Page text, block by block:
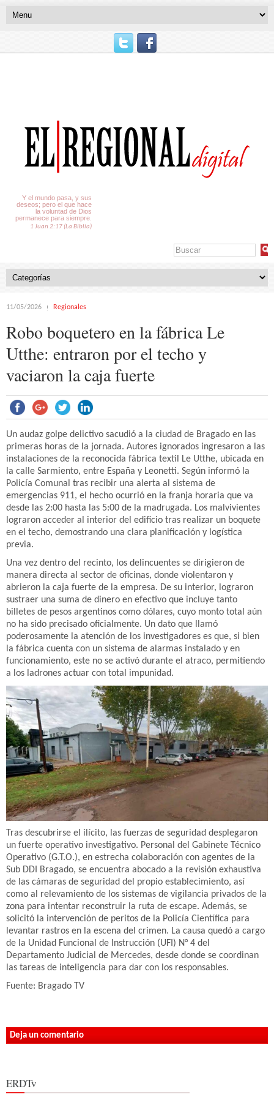
Y el mundo pasa, y sus
deseos; pero el que hace
la voluntad de Dios
permanece para siempre.
1 Juan 2:17 (La Biblia)
11/05/2026 Regionales
Robo boquetero en la fábrica Le
Utthe: entraron por el techo y
vaciaron la caja fuerte
Un audaz golpe delictivo sacudió a la ciudad de Bragado en las
primeras horas de la jornada. Autores ignorados ingresaron a las
instalaciones de la reconocida fábrica textil Le Utthe, ubicada en
la calle Sarmiento, entre España y Leonetti. Según informó la
Policía Comunal tras recibir una alerta al sistema de
emergencias 911, el hecho ocurrió en la franja horaria que va
desde las 2:00 hasta las 5:00 de la madrugada. Los malvivientes
lograron acceder al interior del edificio tras realizar un boquete
en el techo, demostrando una clara planificación y logística
previa.
Una vez dentro del recinto, los delincuentes se dirigieron de
manera directa al sector de oficinas, donde violentaron y
abrieron la caja fuerte de la empresa. De su interior, lograron
sustraer una suma de dinero en efectivo que incluye tanto
billetes de pesos argentinos como dólares, cuyo monto total aún
no ha sido precisado oficialmente. Un dato que llamó
poderosamente la atención de los investigadores es que, si bien
la fábrica cuenta con un sistema de alarmas instalado y en
funcionamiento, este no se activó durante el atraco, permitiendo
a los ladrones actuar con total impunidad.
Tras descubrirse el ilícito, las fuerzas de seguridad desplegaron
un fuerte operativo investigativo. Personal del Gabinete Técnico
Operativo (G.T.O.), en estrecha colaboración con agentes de la
Sub DDI Bragado, se encuentra abocado a la revisión exhaustiva
de las cámaras de seguridad del propio establecimiento, así
como al relevamiento de los sistemas de vigilancia privados de la
zona para intentar reconstruir la ruta de escape. Además, se
solicitó la intervención de peritos de la Policía Científica para
levantar rastros en la escena del crimen. La causa quedó a cargo
de la Unidad Funcional de Instrucción (UFI) N° 4 del
Departamento Judicial de Mercedes, desde donde se coordinan
las tareas de inteligencia para dar con los responsables.
Fuente: Bragado TV
Deja un comentario
ERDTv